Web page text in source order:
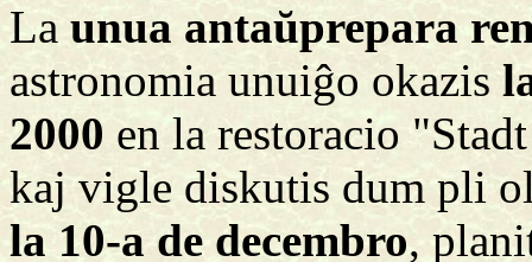
La unua antaŭprepara
astronomia unuiĝo okazis
2000 en la restoracio
kaj vigle diskutis dum pli
la 10-a de decembro,